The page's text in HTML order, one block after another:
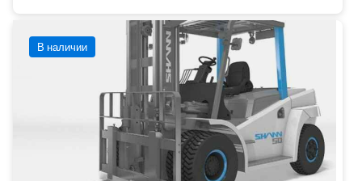
В наличии